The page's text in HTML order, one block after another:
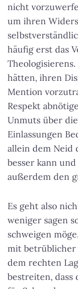
nicht
um ihren
häufig erst das
hätten, ihren
Mention
Respekt
Unmuts über
Einlassungen
allein dem Neid
besser kann
außerdem den
Es geht also
weniger sagen
schweigen
mit betrüblicher
dem rechten
bestreiten, dass